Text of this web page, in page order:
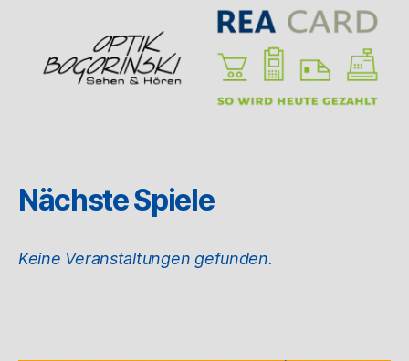
Nächste Spiele
Keine Veranstaltungen gefunden.